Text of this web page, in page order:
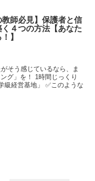
教師必見】保護者と信
４つの方法【あなた
】
そう感じているなら、ま
グ」を！ 1時間じっくり
級経営基地」 ✅このような